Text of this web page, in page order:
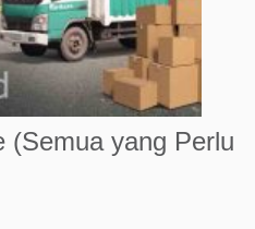
(Semua yang Perlu